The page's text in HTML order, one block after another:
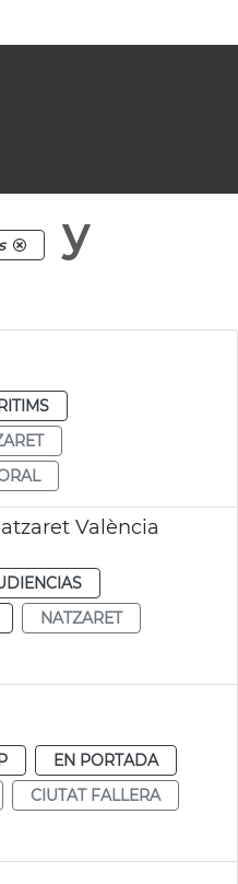
y
València
NATZARET
EN PORTADA
CIUTAT FALLERA